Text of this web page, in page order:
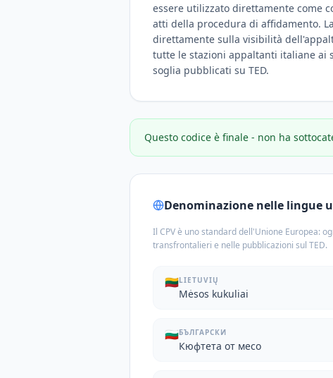
essere utilizzato direttamente come
atti della procedura di affidamento.
direttamente sulla visibilità
tutte le stazioni appaltanti italiane ai
soglia pubblicati su TED.
Questo codice è finale - non ha
Denominazione nelle lingue
Il CPV è uno standard dell'Unione Europea:
transfrontalieri e nelle pubblicazioni sul TED.
🇱🇹LIETUVIŲ
Mėsos kukuliai
🇧🇬БЪЛГАРСКИ
Кюфтета от месо